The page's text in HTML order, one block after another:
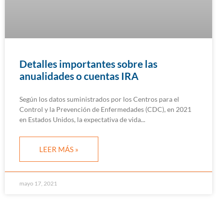
Detalles importantes sobre las
anualidades o cuentas IRA
Según los datos suministrados por los Centros para el
Control y la Prevención de Enfermedades (CDC), en 2021
en Estados Unidos, la expectativa de vida
LEER MÁS »
mayo 17, 2021